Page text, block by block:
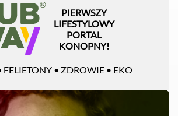
PIERWSZY
LIFESTYLOWY
PORTAL
KONOPNY!
FELIETONY • ZDROWIE • EKO